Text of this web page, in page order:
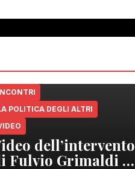
POLITICA DEGLI ALTRI
dell’intervento
Fulvio Grimaldi a